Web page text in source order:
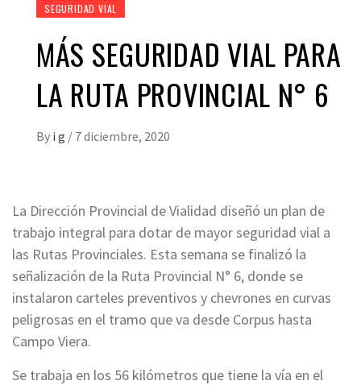
SEGURIDAD VIAL
MÁS SEGURIDAD VIAL PARA
LA RUTA PROVINCIAL N° 6
By i g / 7 diciembre, 2020
La Dirección Provincial de Vialidad diseñó un plan de
trabajo integral para dotar de mayor seguridad vial a
las Rutas Provinciales. Esta semana se finalizó la
señalización de la Ruta Provincial N° 6, donde se
instalaron carteles preventivos y chevrones en curvas
peligrosas en el tramo que va desde Corpus hasta
Campo Viera.
Se trabaja en los 56 kilómetros que tiene la vía en el